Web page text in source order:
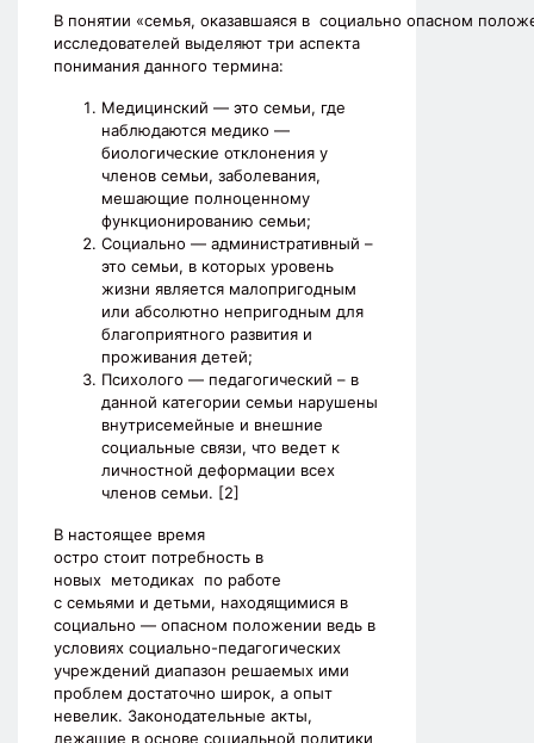
В понятии «семья, оказавшаяся в социально опасном
исследователей выделяют три аспекта
понимания данного термина:
Медицинский — это семьи, где
наблюдаются медико —
биологические отклонения у
членов семьи, заболевания,
мешающие полноценному
функционированию семьи;
Социально — административный –
это семьи, в которых уровень
жизни является малопригодным
или абсолютно непригодным для
благоприятного развития и
проживания детей;
Психолого — педагогический – в
данной категории семьи нарушены
внутрисемейные и внешние
социальные связи, что ведет к
личностной деформации всех
членов семьи. [2]
В настоящее время
остро стоит потребность в
новых методиках по работе
с семьями и детьми, находящимися в
социально — опасном положении ведь в
условиях социально-педагогических
учреждений диапазон решаемых ими
проблем достаточно широк, а опыт
невелик. Законодательные акты,
лежащие в основе социальной политики